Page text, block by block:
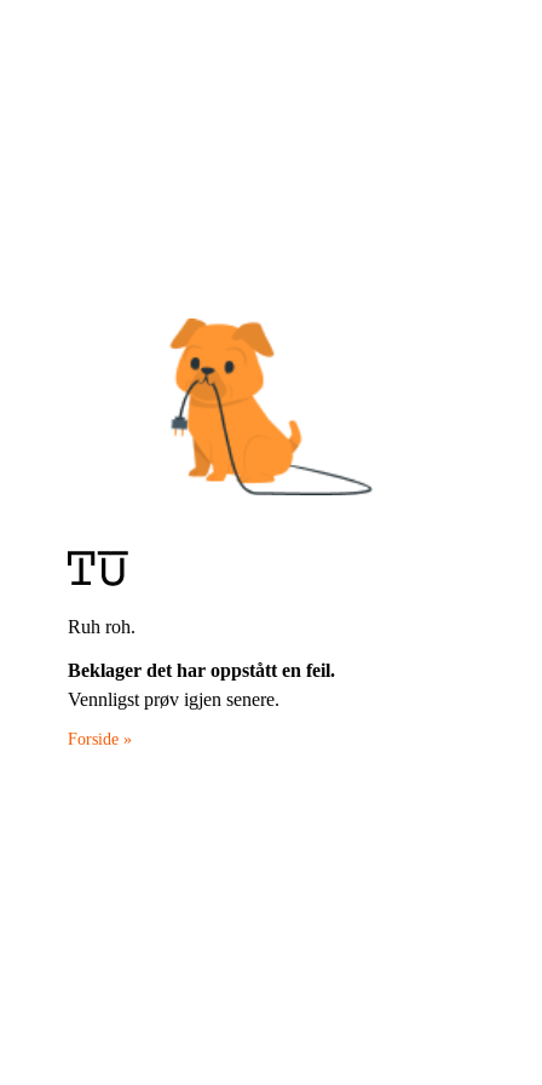
Ruh roh.
Beklager det har oppstått en feil.
Vennligst prøv igjen senere.
Forside »